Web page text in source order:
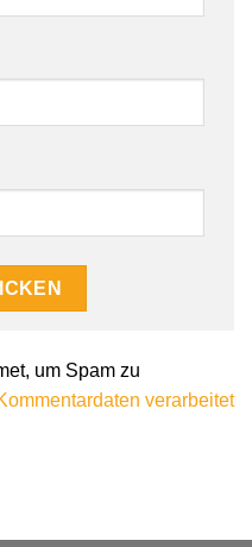
um Spam zu
verarbeitet